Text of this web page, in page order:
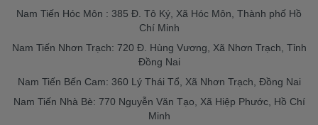
Nam Tiến Hóc Môn : 385 Đ. Tô Ký, Xã Hóc Môn, Thành phố Hồ
Chí Minh
Nam Tiến Nhơn Trạch: 720 Đ. Hùng Vương, Xã Nhơn Trạch, Tỉnh
Đồng Nai
Nam Tiến Bến Cam: 360 Lý Thái Tổ, Xã Nhơn Trạch, Đồng Nai
Nam Tiến Nhà Bè: 770 Nguyễn Văn Tạo, Xã Hiệp Phước, Hồ Chí
Minh